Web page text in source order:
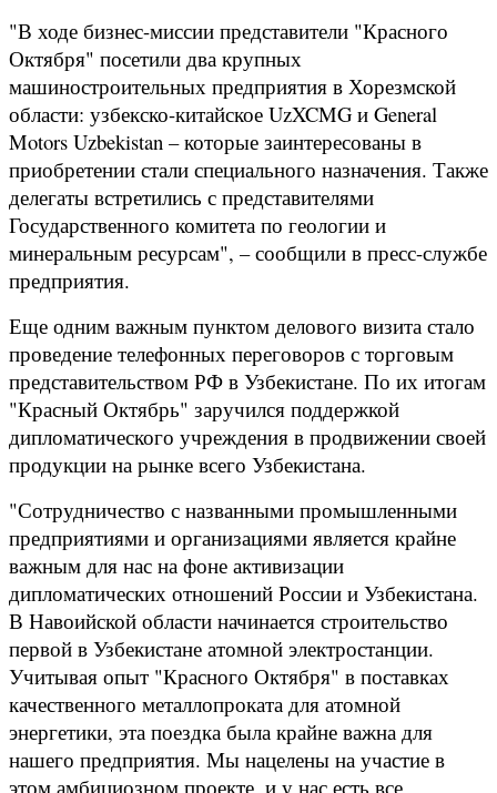
"В ходе бизнес-миссии представители "Красного
Октября" посетили два крупных
машиностроительных предприятия в Хорезмской
области: узбекско-китайское UzXCMG и General
Motors Uzbekistan – которые заинтересованы в
приобретении стали специального назначения. Также
делегаты встретились с представителями
Государственного комитета по геологии и
минеральным ресурсам", – сообщили в пресс-службе
предприятия.
Еще одним важным пунктом делового визита стало
проведение телефонных переговоров с торговым
представительством РФ в Узбекистане. По их итогам
"Красный Октябрь" заручился поддержкой
дипломатического учреждения в продвижении своей
продукции на рынке всего Узбекистана.
"Сотрудничество с названными промышленными
предприятиями и организациями является крайне
важным для нас на фоне активизации
дипломатических отношений России и Узбекистана.
В Навоийской области начинается строительство
первой в Узбекистане атомной электростанции.
Учитывая опыт "Красного Октября" в поставках
качественного металлопроката для атомной
энергетики, эта поездка была крайне важна для
нашего предприятия. Мы нацелены на участие в
этом амбициозном проекте, и у нас есть все